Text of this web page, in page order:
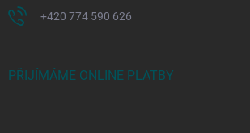
+420 774 590 626
PŘIJÍMÁME ONLINE PLATBY